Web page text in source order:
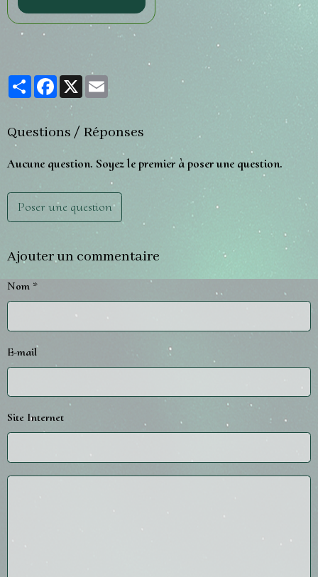
PartagerFacebook
X
Questions / Réponses
Aucune question. Soyez le premier à poser une question.
Poser une question
Ajouter un commentaire
Nom
E-mail
Site Internet